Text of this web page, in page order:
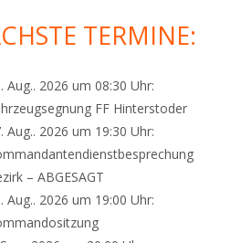
TERMINE:
Aug.. 2026 um 08:30 Uhr:
FF Hinterstoder
Aug.. 2026 um 19:30 Uhr:
– ABGESAGT
Aug.. 2026 um 19:00 Uhr: